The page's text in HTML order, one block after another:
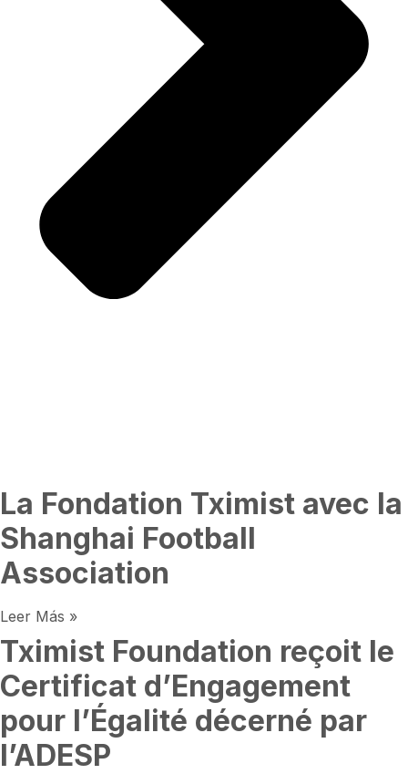
La Fondation Tximist avec la
Shanghai Football
Association
Leer Más »
Tximist Foundation reçoit le
Certificat d’Engagement
pour l’Égalité décerné par
l’ADESP